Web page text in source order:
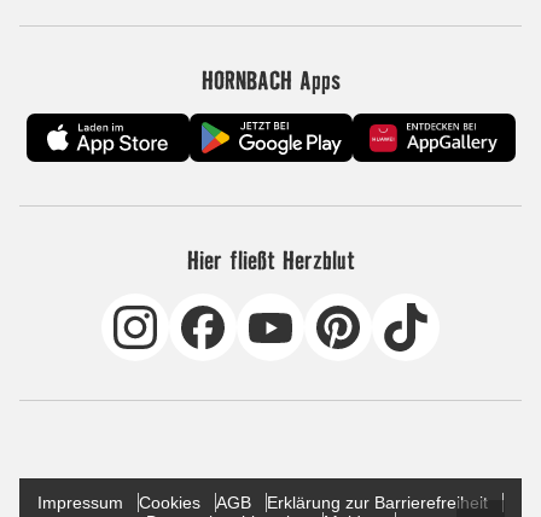
HORNBACH Apps
Hier fließt Herzblut
Impressum Cookies AGB
Erklärung zur Barrierefreiheit